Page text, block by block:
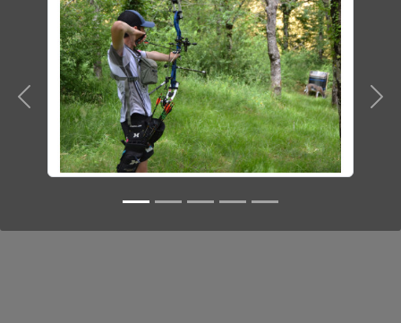
Précedent